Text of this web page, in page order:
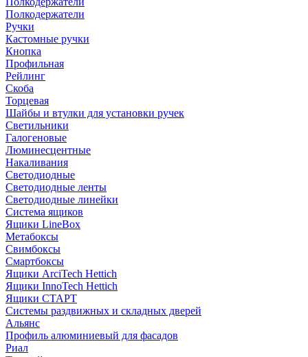
Полкодержатели
Ручки
Кастомные ручки
Кнопка
Профильная
Рейлинг
Скоба
Торцевая
Шайбы и втулки для установки ручек
Светильники
Галогеновые
Люминесцентные
Накаливания
Светодиодные
Светодиодные ленты
Светодиодные линейки
Система ящиков
Ящики LineBox
Метабоксы
Свимбоксы
Смартбоксы
Ящики ArciTech Hettich
Ящики InnoTech Hettich
Ящики СТАРТ
Системы раздвижных и складных дверей
Альянс
Профиль алюминиевый для фасадов
Риал